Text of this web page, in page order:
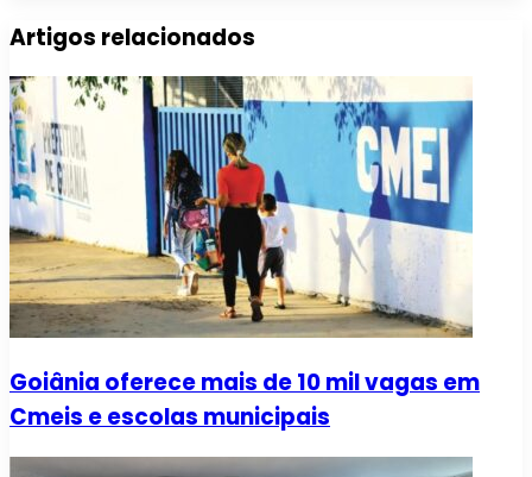
Artigos relacionados
Goiânia oferece mais de 10 mil vagas em
Cmeis e escolas municipais